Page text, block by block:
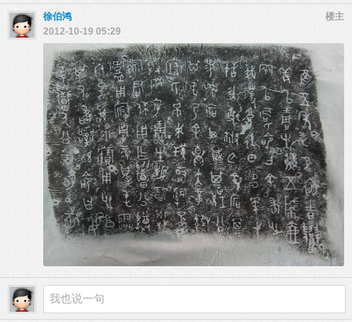
楼主
徐伯鸿
2012-10-19 05:29